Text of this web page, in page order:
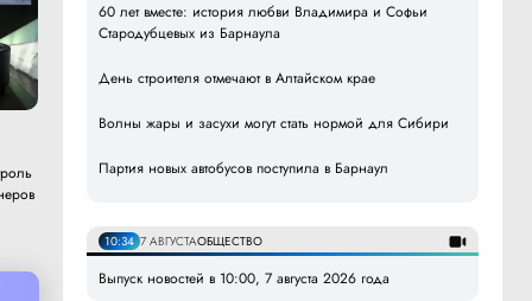
60 лет вместе: история любви Владимира и Софьи
Стародубцевых из Барнаула
День строителя отмечают в Алтайском крае
Волны жары и засухи могут стать нормой для Сибири
Партия новых автобусов поступила в Барнаул
10:34 7 АВГУСТАОБЩЕСТВО
Выпуск новостей в 10:00, 7 августа 2026 года